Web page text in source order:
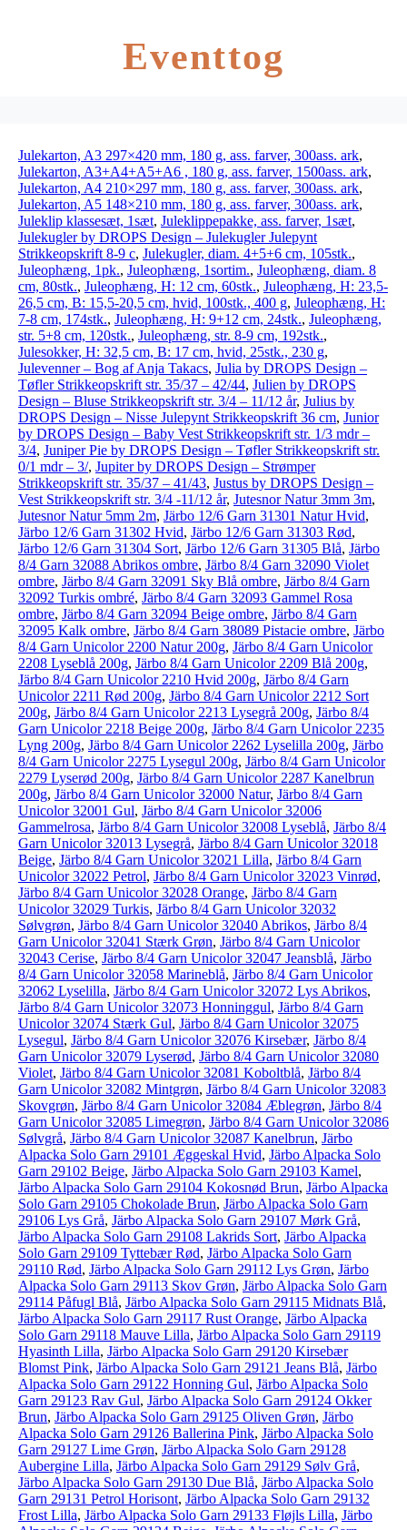
Eventtog
Julekarton, A3 297×420 mm, 180 g, ass. farver, 300ass. ark,
Julekarton, A3+A4+A5+A6 , 180 g, ass. farver, 1500ass. ark,
Julekarton, A4 210×297 mm, 180 g, ass. farver, 300ass. ark,
Julekarton, A5 148×210 mm, 180 g, ass. farver, 300ass. ark,
Juleklip klassesæt, 1sæt, Juleklippepakke, ass. farver, 1sæt,
Julekugler by DROPS Design – Julekugler Julepynt
Strikkeopskrift 8-9 c, Julekugler, diam. 4+5+6 cm, 105stk.,
Juleophæng, 1pk., Juleophæng, 1sortim., Juleophæng, diam. 8
cm, 80stk., Juleophæng, H: 12 cm, 60stk., Juleophæng, H: 23,5-
26,5 cm, B: 15,5-20,5 cm, hvid, 100stk., 400 g, Juleophæng, H:
7-8 cm, 174stk., Juleophæng, H: 9+12 cm, 24stk., Juleophæng,
str. 5+8 cm, 120stk., Juleophæng, str. 8-9 cm, 192stk.,
Julesokker, H: 32,5 cm, B: 17 cm, hvid, 25stk., 230 g,
Julevenner – Bog af Anja Takacs, Julia by DROPS Design –
Tøfler Strikkeopskrift str. 35/37 – 42/44, Julien by DROPS
Design – Bluse Strikkeopskrift str. 3/4 – 11/12 år, Julius by
DROPS Design – Nisse Julepynt Strikkeopskrift 36 cm, Junior
by DROPS Design – Baby Vest Strikkeopskrift str. 1/3 mdr –
3/4, Juniper Pie by DROPS Design – Tøfler Strikkeopskrift str.
0/1 mdr – 3/, Jupiter by DROPS Design – Strømper
Strikkeopskrift str. 35/37 – 41/43, Justus by DROPS Design –
Vest Strikkeopskrift str. 3/4 -11/12 år, Jutesnor Natur 3mm 3m,
Jutesnor Natur 5mm 2m, Järbo 12/6 Garn 31301 Natur Hvid,
Järbo 12/6 Garn 31302 Hvid, Järbo 12/6 Garn 31303 Rød,
Järbo 12/6 Garn 31304 Sort, Järbo 12/6 Garn 31305 Blå, Järbo
8/4 Garn 32088 Abrikos ombre, Järbo 8/4 Garn 32090 Violet
ombre, Järbo 8/4 Garn 32091 Sky Blå ombre, Järbo 8/4 Garn
32092 Turkis ombré, Järbo 8/4 Garn 32093 Gammel Rosa
ombre, Järbo 8/4 Garn 32094 Beige ombre, Järbo 8/4 Garn
32095 Kalk ombre, Järbo 8/4 Garn 38089 Pistacie ombre, Järbo
8/4 Garn Unicolor 2200 Natur 200g, Järbo 8/4 Garn Unicolor
2208 Lyseblå 200g, Järbo 8/4 Garn Unicolor 2209 Blå 200g,
Järbo 8/4 Garn Unicolor 2210 Hvid 200g, Järbo 8/4 Garn
Unicolor 2211 Rød 200g, Järbo 8/4 Garn Unicolor 2212 Sort
200g, Järbo 8/4 Garn Unicolor 2213 Lysegrå 200g, Järbo 8/4
Garn Unicolor 2218 Beige 200g, Järbo 8/4 Garn Unicolor 2235
Lyng 200g, Järbo 8/4 Garn Unicolor 2262 Lyselilla 200g, Järbo
8/4 Garn Unicolor 2275 Lysegul 200g, Järbo 8/4 Garn Unicolor
2279 Lyserød 200g, Järbo 8/4 Garn Unicolor 2287 Kanelbrun
200g, Järbo 8/4 Garn Unicolor 32000 Natur, Järbo 8/4 Garn
Unicolor 32001 Gul, Järbo 8/4 Garn Unicolor 32006
Gammelrosa, Järbo 8/4 Garn Unicolor 32008 Lyseblå, Järbo 8/4
Garn Unicolor 32013 Lysegrå, Järbo 8/4 Garn Unicolor 32018
Beige, Järbo 8/4 Garn Unicolor 32021 Lilla, Järbo 8/4 Garn
Unicolor 32022 Petrol, Järbo 8/4 Garn Unicolor 32023 Vinrød,
Järbo 8/4 Garn Unicolor 32028 Orange, Järbo 8/4 Garn
Unicolor 32029 Turkis, Järbo 8/4 Garn Unicolor 32032
Sølvgrøn, Järbo 8/4 Garn Unicolor 32040 Abrikos, Järbo 8/4
Garn Unicolor 32041 Stærk Grøn, Järbo 8/4 Garn Unicolor
32043 Cerise, Järbo 8/4 Garn Unicolor 32047 Jeansblå, Järbo
8/4 Garn Unicolor 32058 Marineblå, Järbo 8/4 Garn Unicolor
32062 Lyselilla, Järbo 8/4 Garn Unicolor 32072 Lys Abrikos,
Järbo 8/4 Garn Unicolor 32073 Honninggul, Järbo 8/4 Garn
Unicolor 32074 Stærk Gul, Järbo 8/4 Garn Unicolor 32075
Lysegul, Järbo 8/4 Garn Unicolor 32076 Kirsebær, Järbo 8/4
Garn Unicolor 32079 Lyserød, Järbo 8/4 Garn Unicolor 32080
Violet, Järbo 8/4 Garn Unicolor 32081 Koboltblå, Järbo 8/4
Garn Unicolor 32082 Mintgrøn, Järbo 8/4 Garn Unicolor 32083
Skovgrøn, Järbo 8/4 Garn Unicolor 32084 Æblegrøn, Järbo 8/4
Garn Unicolor 32085 Limegrøn, Järbo 8/4 Garn Unicolor 32086
Sølvgrå, Järbo 8/4 Garn Unicolor 32087 Kanelbrun, Järbo
Alpacka Solo Garn 29101 Æggeskal Hvid, Järbo Alpacka Solo
Garn 29102 Beige, Järbo Alpacka Solo Garn 29103 Kamel,
Järbo Alpacka Solo Garn 29104 Kokosnød Brun, Järbo Alpacka
Solo Garn 29105 Chokolade Brun, Järbo Alpacka Solo Garn
29106 Lys Grå, Järbo Alpacka Solo Garn 29107 Mørk Grå,
Järbo Alpacka Solo Garn 29108 Lakrids Sort, Järbo Alpacka
Solo Garn 29109 Tyttebær Rød, Järbo Alpacka Solo Garn
29110 Rød, Järbo Alpacka Solo Garn 29112 Lys Grøn, Järbo
Alpacka Solo Garn 29113 Skov Grøn, Järbo Alpacka Solo Garn
29114 Påfugl Blå, Järbo Alpacka Solo Garn 29115 Midnats Blå,
Järbo Alpacka Solo Garn 29117 Rust Orange, Järbo Alpacka
Solo Garn 29118 Mauve Lilla, Järbo Alpacka Solo Garn 29119
Hyasinth Lilla, Järbo Alpacka Solo Garn 29120 Kirsebær
Blomst Pink, Järbo Alpacka Solo Garn 29121 Jeans Blå, Järbo
Alpacka Solo Garn 29122 Honning Gul, Järbo Alpacka Solo
Garn 29123 Rav Gul, Järbo Alpacka Solo Garn 29124 Okker
Brun, Järbo Alpacka Solo Garn 29125 Oliven Grøn, Järbo
Alpacka Solo Garn 29126 Ballerina Pink, Järbo Alpacka Solo
Garn 29127 Lime Grøn, Järbo Alpacka Solo Garn 29128
Aubergine Lilla, Järbo Alpacka Solo Garn 29129 Sølv Grå,
Järbo Alpacka Solo Garn 29130 Due Blå, Järbo Alpacka Solo
Garn 29131 Petrol Horisont, Järbo Alpacka Solo Garn 29132
Frost Lilla, Järbo Alpacka Solo Garn 29133 Fløjls Lilla, Järbo